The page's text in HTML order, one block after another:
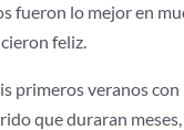
fueron lo mejor en
feliz.
primeros veranos con
que duraran